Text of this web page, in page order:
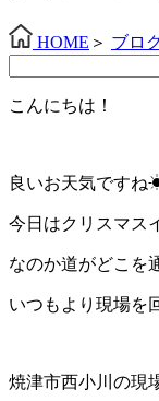
HOME ＞ ブロ
こんにちは！
良いお天気ですね
今日はクリスマス
なのか道がどこを
いつもより現場を
焼津市西小川の現